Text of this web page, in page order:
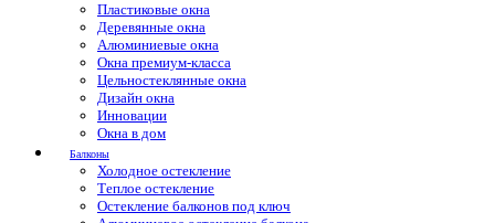
Пластиковые окна
Деревянные окна
Алюминиевые окна
Окна премиум-класса
Цельностеклянные окна
Дизайн окна
Инновации
Окна в дом
Балконы
Холодное остекление
Теплое остекление
Остекление балконов под ключ